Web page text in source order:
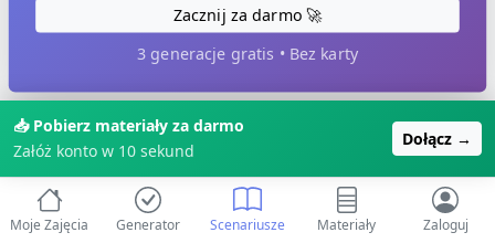
Zacznij za darmo 🚀
3 generacje gratis • Bez karty
⚡ NAJLEPSZA WARTOŚĆ
💎
Plan PRO
📥 Pobierz materiały za darmo
Załóż konto w 10 sekund
Dołącz →
Moje Zajęcia Generator Scenariusze Materiały Zaloguj